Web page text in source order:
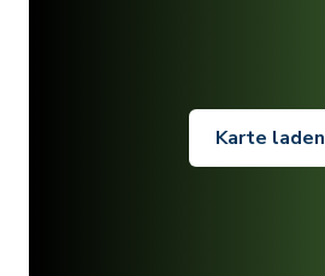
Karte laden